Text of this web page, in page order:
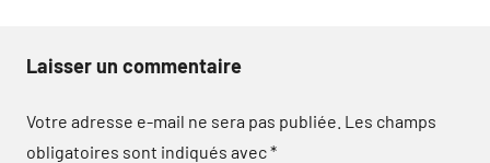
Laisser un commentaire
Votre adresse e-mail ne sera pas publiée. Les champs
obligatoires sont indiqués avec*